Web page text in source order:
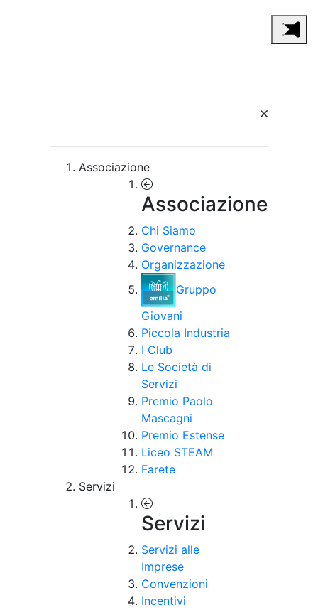
Associazione
Associazione
Chi Siamo
Governance
Organizzazione
Gruppo
Giovani
Piccola Industria
I Club
Le Società di
Servizi
Premio Paolo
Mascagni
Premio Estense
Liceo STEAM
Farete
Servizi
Servizi
Servizi alle
Imprese
Convenzioni
Incentivi